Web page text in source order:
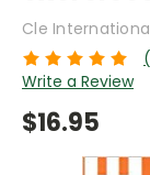
Cle
Write a Review
$16.95